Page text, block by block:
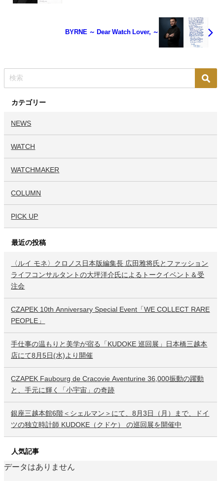
BYRNE ～ Dear Watch Lover, ～
カテゴリー
NEWS
WATCH
WATCHMAKER
COLUMN
PICK UP
最近の投稿
〈ルイ モネ〉クロノス日本版編集長 広田雅将氏とファッション
ライフコンサルタントの大坪洋介氏によるトークイベント＆受
注会
CZAPEK 10th Anniversary Special Event「WE COLLECT RARE
PEOPLE」
手仕事の温もりと美学が宿る「KUDOKE 巡回展」日本橋三越本
店にて8月5日(水)より開催
CZAPEK Faubourg de Cracovie Aventurine 36,000振動の躍動
と、手元に輝く「小宇宙」の奇跡
銀座三越本館6階＜シェルマン＞にて、8月3日（月）まで、ドイ
ツの独立時計師 KUDOKE（クドケ） の巡回展を開催中
人気記事
データはありません